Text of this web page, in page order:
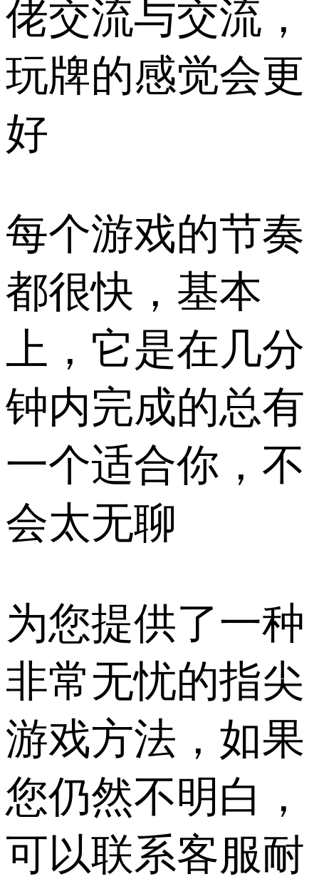
佬交流与交流，
玩牌的感觉会更
好
每个游戏的节奏
都很快，基本
上，它是在几分
钟内完成的总有
一个适合你，不
会太无聊
为您提供了一种
非常无忧的指尖
游戏方法，如果
您仍然不明白，
可以联系客服耐